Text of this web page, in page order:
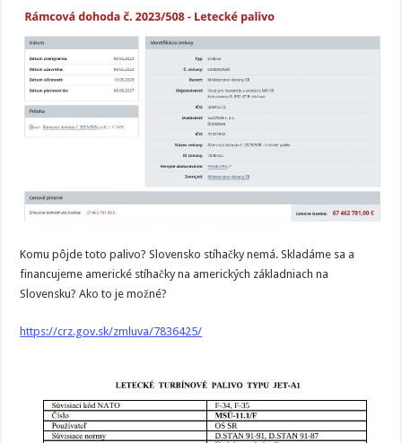
Komu pôjde toto palivo? Slovensko stíhačky nemá. Skladáme sa a
financujeme americké stíhačky na amerických základniach na
Slovensku? Ako to je možné?
https://crz.gov.sk/zmluva/7836425/